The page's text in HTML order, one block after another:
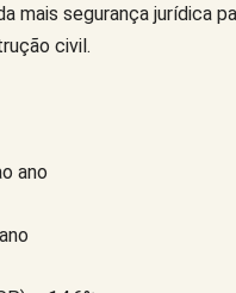
mais segurança jurídica
civil.
ano